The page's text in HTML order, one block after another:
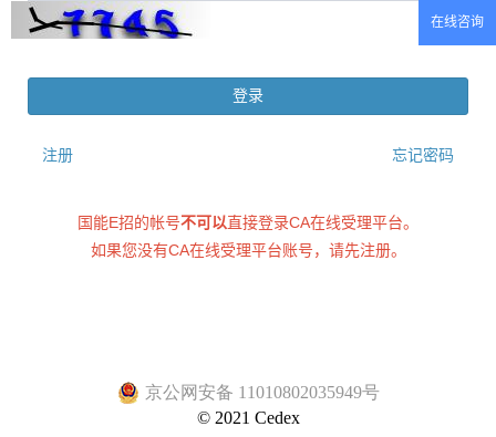
登录
注册 忘记密码
国能E招的帐号不可以直接登录CA在线受理平台。
如果您没有CA在线受理平台账号，请先注册。